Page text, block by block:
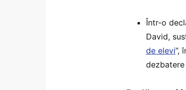
Într-o
David,
de elevi”,
dezbatere